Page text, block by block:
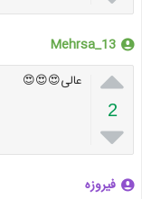
Mehrsa_13

2

عالی😍😍😍
فیروزه